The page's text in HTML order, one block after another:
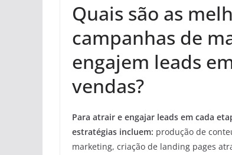
Quais são as
campanhas de
engajem leads
vendas?
Para atrair e engajar leads em cada
estratégias incluem: produção de
marketing, criação de landing pages